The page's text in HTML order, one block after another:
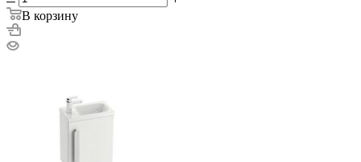
В корзину